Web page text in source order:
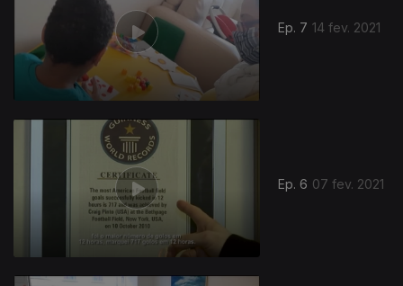
Ep. 7 14 fev. 2021
Ep. 6 07 fev. 2021